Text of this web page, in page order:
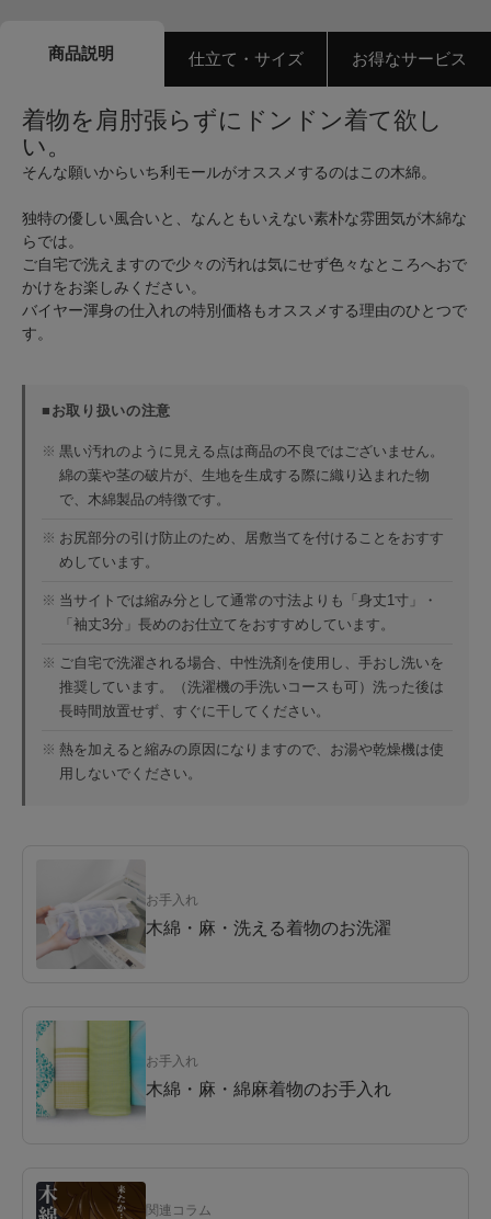
商品説明 仕立て・サイズ お得なサービス
着物を肩肘張らずにドンドン着て欲し
い。
そんな願いからいち利モールがオススメするのはこの木綿。
独特の優しい風合いと、なんともいえない素朴な雰囲気が木綿な
らでは。
ご自宅で洗えますので少々の汚れは気にせず色々なところへおで
かけをお楽しみください。
バイヤー渾身の仕入れの特別価格もオススメする理由のひとつで
す。
■お取り扱いの注意
※ 黒い汚れのように見える点は商品の不良ではございません。
綿の葉や茎の破片が、生地を生成する際に織り込まれた物
で、木綿製品の特徴です。
※ お尻部分の引け防止のため、居敷当てを付けることをおすす
めしています。
※ 当サイトでは縮み分として通常の寸法よりも「身丈1寸」・
「袖丈3分」長めのお仕立てをおすすめしています。
※ ご自宅で洗濯される場合、中性洗剤を使用し、手おし洗いを
推奨しています。（洗濯機の手洗いコースも可）洗った後は
長時間放置せず、すぐに干してください。
※ 熱を加えると縮みの原因になりますので、お湯や乾燥機は使
用しないでください。
お手入れ
木綿・麻・洗える着物のお洗濯
お手入れ
木綿・麻・綿麻着物のお手入れ
関連コラム